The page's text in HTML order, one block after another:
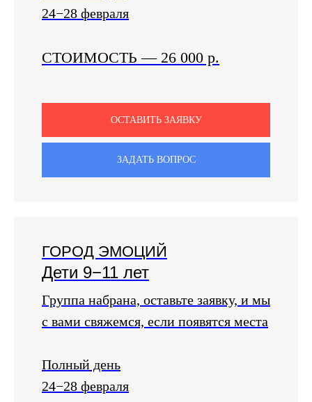
24−28 февраля
СТОИМОСТЬ — 26 000 р.
ОСТАВИТЬ ЗАЯВКУ
ЗАДАТЬ ВОПРОС
ГОРОД ЭМОЦИЙ
Дети 9−11 лет
Группа набрана, оставьте заявку, и мы
с вами свяжемся, если появятся места
Полный день
24−28 февраля